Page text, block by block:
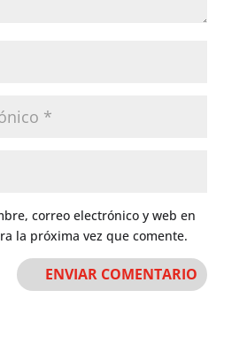
correo electrónico y web en
la próxima vez que comente.